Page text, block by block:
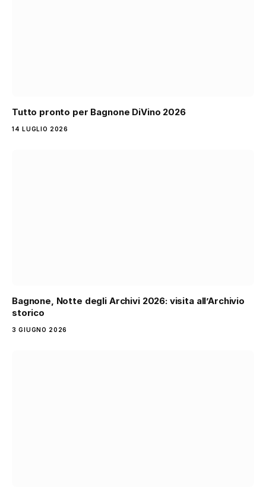
Tutto pronto per Bagnone DiVino 2026
14 LUGLIO 2026
Bagnone, Notte degli Archivi 2026: visita all’Archivio
storico
3 GIUGNO 2026